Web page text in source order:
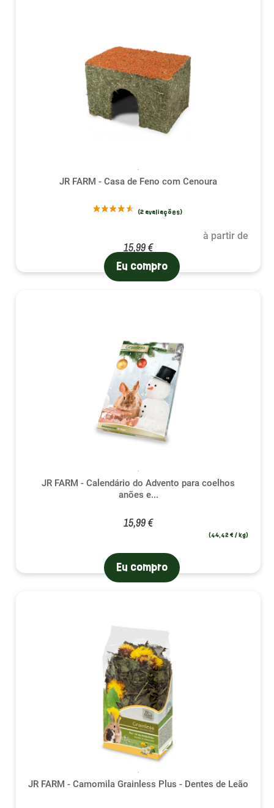
JR FARM - Casa de Feno com Cenoura
à partir de
15,99 €
Eu compro
JR FARM - Calendário do Advento para coelhos
anões e...
15,99 €
(44,42 € / kg)
Eu compro
JR FARM - Camomila Grainless Plus - Dentes de Leão